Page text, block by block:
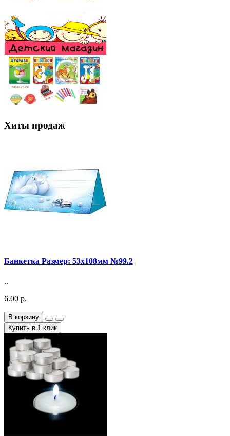
Хиты продаж
Банкетка Размер: 53х108мм №99.2
..
6.00 р.
В корзину
Купить в 1 клик